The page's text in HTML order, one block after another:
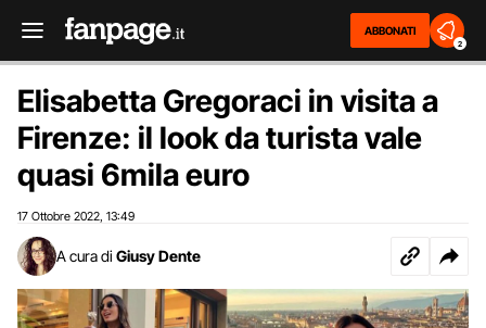
ABBONATI
2
Elisabetta Gregoraci in visita a
Firenze: il look da turista vale
quasi 6mila euro
17 Ottobre 2022 13:49
A cura di Giusy Dente